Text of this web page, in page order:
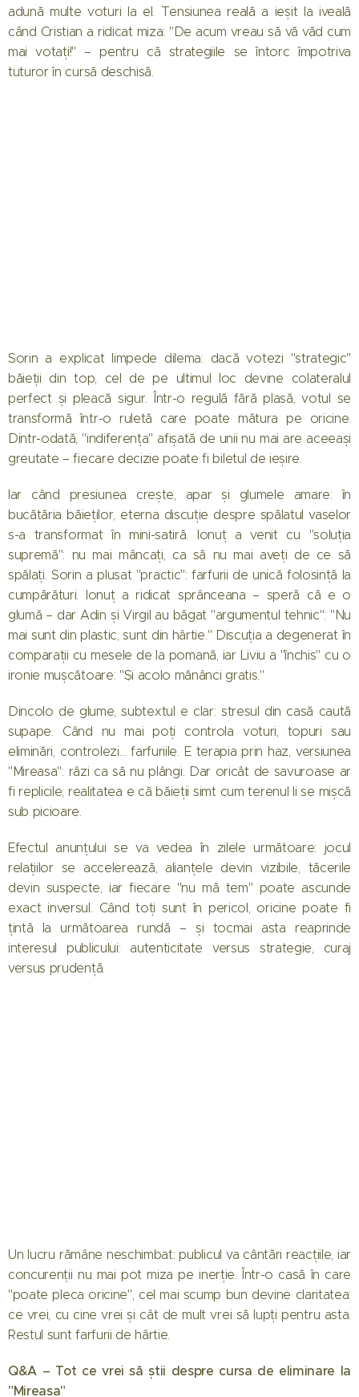
adună multe voturi la el. Tensiunea reală a ieșit la iveală
când Cristian a ridicat miza: "De acum vreau să vă văd cum
mai votați!" – pentru că strategiile se întorc împotriva
tuturor în cursă deschisă.
Sorin a explicat limpede dilema: dacă votezi "strategic"
băieții din top, cel de pe ultimul loc devine colateralul
perfect și pleacă sigur. Într-o regulă fără plasă, votul se
transformă într-o ruletă care poate mătura pe oricine.
Dintr-odată, "indiferența" afișată de unii nu mai are aceeași
greutate – fiecare decizie poate fi biletul de ieșire.
Iar când presiunea crește, apar și glumele amare: în
bucătăria băieților, eterna discuție despre spălatul vaselor
s-a transformat în mini-satiră. Ionuț a venit cu "soluția
supremă": nu mai mâncați, ca să nu mai aveți de ce să
spălați. Sorin a plusat "practic": farfurii de unică folosință la
cumpărături. Ionuț a ridicat sprânceana – speră că e o
glumă – dar Adin și Virgil au băgat "argumentul tehnic": "Nu
mai sunt din plastic, sunt din hârtie." Discuția a degenerat în
comparații cu mesele de la pomană, iar Liviu a "închis" cu o
ironie mușcătoare: "Și acolo mănânci gratis."
Dincolo de glume, subtextul e clar: stresul din casă caută
supape. Când nu mai poți controla voturi, topuri sau
eliminări, controlezi… farfuriile. E terapia prin haz, versiunea
"Mireasa": râzi ca să nu plângi. Dar oricât de savuroase ar
fi replicile, realitatea e că băieții simt cum terenul li se mișcă
sub picioare.
Efectul anunțului se va vedea în zilele următoare: jocul
relațiilor se accelerează, alianțele devin vizibile, tăcerile
devin suspecte, iar fiecare "nu mă tem" poate ascunde
exact inversul. Când toți sunt în pericol, oricine poate fi
țintă la următoarea rundă – și tocmai asta reaprinde
interesul publicului: autenticitate versus strategie, curaj
versus prudență.
Un lucru rămâne neschimbat: publicul va cântări reacțiile, iar
concurenții nu mai pot miza pe inerție. Într-o casă în care
"poate pleca oricine", cel mai scump bun devine claritatea:
ce vrei, cu cine vrei și cât de mult vrei să lupți pentru asta.
Restul sunt farfurii de hârtie.
Q&A – Tot ce vrei să știi despre cursa de eliminare la
"Mireasa"